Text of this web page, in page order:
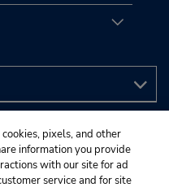
pixels, and other
information you provide
with our site for ad
service and for site